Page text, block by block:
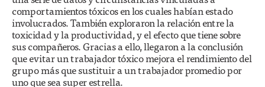
comportamientos tóxicos en los cuales habían estado
involucrados. También exploraron la relación entre la
toxicidad y la productividad, y el efecto que tiene sobre
sus compañeros. Gracias a ello, llegaron a la conclusión
que evitar un trabajador tóxico mejora el rendimiento del
grupo más que sustituir a un trabajador promedio por
uno que sea super estrella.